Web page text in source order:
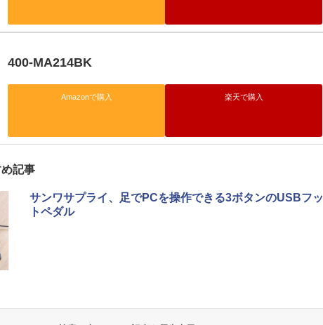
400-MA214BK
Amazonで購入 楽天で購入
記事
サンワサプライ、足でPCを操作できる3ボタンのUSBフッ
トペダル